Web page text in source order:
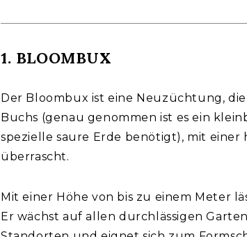
1. BLOOMBUX
Der Bloombux ist eine Neuzüchtung,
Buchs (genau genommen ist es ein
spezielle saure Erde benötigt), mit
überrascht.
Mit einer Höhe von bis zu einem Meter
Er wächst auf allen durchlässigen